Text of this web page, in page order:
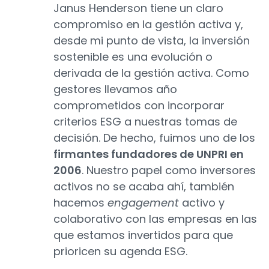
Janus Henderson tiene un claro
compromiso en la gestión activa y,
desde mi punto de vista, la inversión
sostenible es una evolución o
derivada de la gestión activa. Como
gestores llevamos año
comprometidos con incorporar
criterios ESG a nuestras tomas de
decisión. De hecho, fuimos uno de los
firmantes fundadores de UNPRI en
2006. Nuestro papel como inversores
activos no se acaba ahí, también
hacemos engagement activo y
colaborativo con las empresas en las
que estamos invertidos para que
prioricen su agenda ESG.